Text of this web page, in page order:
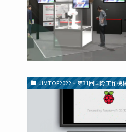
JIMTOF2022・第31回国際工作機